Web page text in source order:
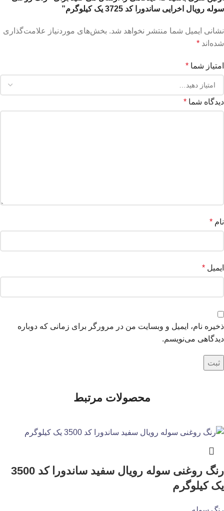
سوله رویال اخرایی ساندورا کد 3725 یک کیلوگرم”
نشانی ایمیل شما منتشر نخواهد شد. بخش‌های موردنیاز علامت‌گذاری
شده‌اند *
امتیاز شما *
دیدگاه شما *
نام *
ایمیل *
ذخیره نام، ایمیل و وبسایت من در مرورگر برای زمانی که دوباره
دیدگاهی می‌نویسم.
محصولات مرتبط
رنگ روغنی سوله رویال سفید ساندورا کد 3500
یک کیلوگرم